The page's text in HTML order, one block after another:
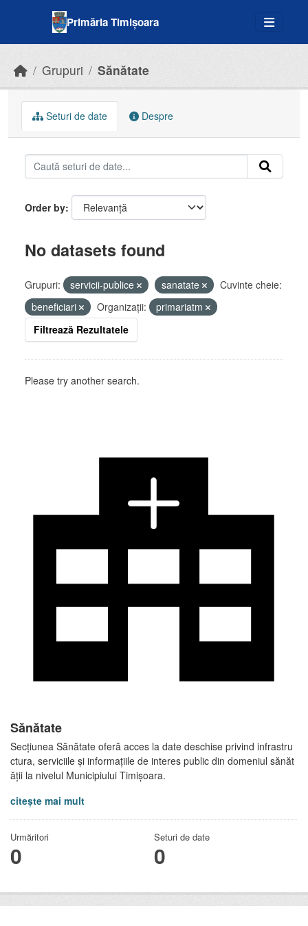
Primăria Timișoara
Grupuri Sănătate
Sănătate
Secțiunea Sănătate oferă acces la date deschise privind infrastru
ctura, serviciile și informațiile de interes public din domeniul sănăt
ății la nivelul Municipiului Timișoara.
citește mai mult
Urmăritori
0
Seturi de date
0
Seturi de date Despre
Order by
No datasets found
Grupuri: servicii-publice sanatate
Cuvinte cheie:
beneficiari
Organizații:
primariatm
Filtrează Rezultatele
Please try another search.